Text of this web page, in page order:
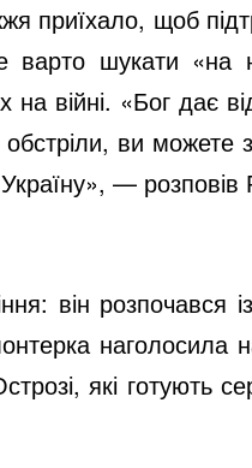
приїхало, щоб
варто шукати
війні. «Бог дає
ви
— розповів
він
наголосила
які готують